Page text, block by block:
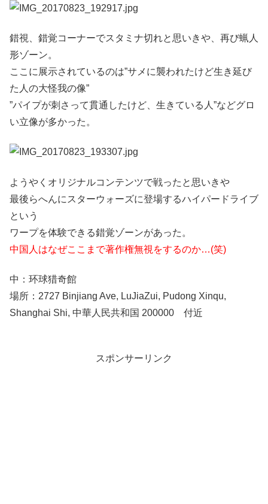
錯視、錯覚コーナーでスタミナ切れと思いきや、再び蝋人
形ゾーン。
ここに展示されているのは”サメに襲われたけど生き延び
た人の大怪我の像”
”パイプが刺さって貫通したけど、生きている人”などグロ
い立像が多かった。
ようやくオリジナルコンテンツで戦ったと思いきや
最後らへんにスターウォーズに登場するハイパードライブ
という
ワープを体験できる錯覚ゾーンがあった。
中国人はなぜここまで著作権無視をするのか…(笑)
中：环球猎奇館
場所：2727 Binjiang Ave, LuJiaZui, Pudong Xinqu,
Shanghai Shi, 中華人民共和国 200000 付近
スポンサーリンク